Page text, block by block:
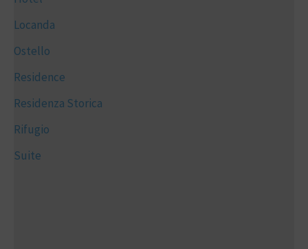
Locanda
Ostello
Residence
Residenza Storica
Rifugio
Suite